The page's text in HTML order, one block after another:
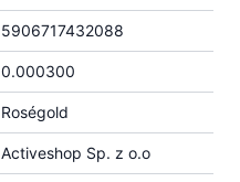
5906717432088
0.000300
Roségold
Activeshop Sp. z o.o